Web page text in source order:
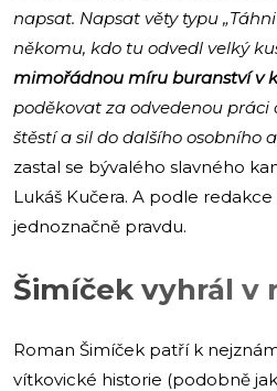
napsat. Napsat věty typu
někomu, kdo tu odvedl velký
mimořádnou míru buranství v
poděkovat za odvedenou
štěstí a sil do dalšího osobního
zastal se bývalého slavného
Lukáš Kučera. A podle
jednoznačně pravdu.
Šimíček vyhrál v
Roman Šimíček patří k
vítkovické historie (podobně